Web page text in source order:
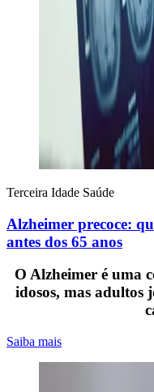
Terceira Idade Saúde
Alzheimer precoce:
antes dos 65 anos
O Alzheimer é uma
idosos, mas adultos
Saiba mais